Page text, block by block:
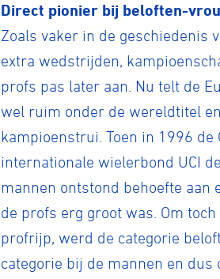
Direct pionier bij beloften-
Zoals vaker in de geschiedenis
extra wedstrijden,
profs pas later aan. Nu telt de
wel ruim onder de wereldtitel
kampioenstrui. Toen in 1996
internationale wielerbond UCI
mannen ontstond behoefte aan
de profs erg groot was. Om
profrijp, werd de categorie
categorie bij de mannen en dus